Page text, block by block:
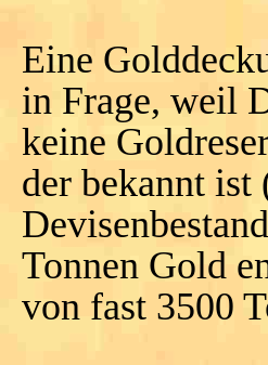
Eine
in Frage, weil
keine
der bekannt
Tonnen Gold
von fast 3500